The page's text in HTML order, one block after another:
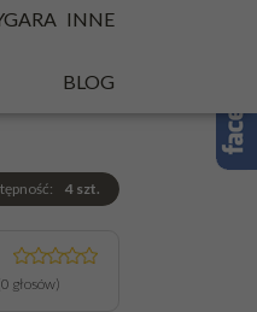
INNE
BLOG
: 4 szt.
0 głosów)